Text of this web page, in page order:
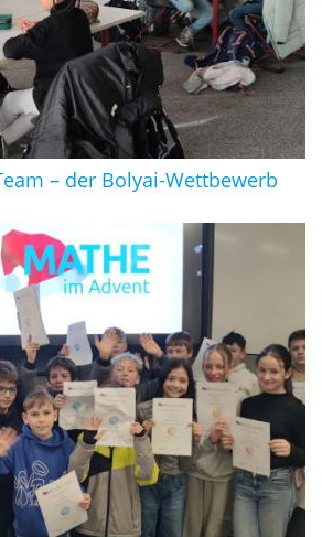
– der Bolyai-Wettbewerb